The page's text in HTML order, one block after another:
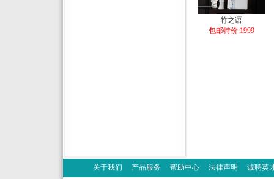
竹之语
包邮特价:1999
关于我们 产品服务 帮助中心 法律声明 诚聘英